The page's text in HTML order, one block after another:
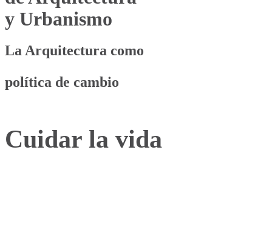
y Urbanismo
La Arquitectura como
política de cambio
Cuidar la vida